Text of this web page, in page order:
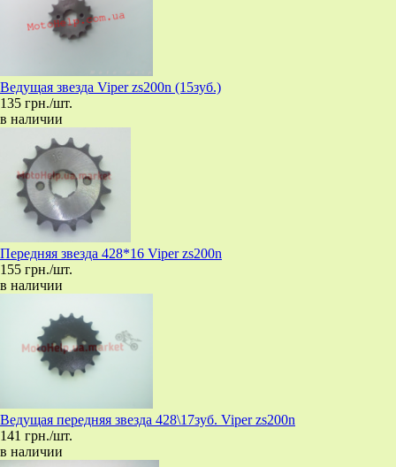
Ведущая звезда Viper zs200n (15зуб.)
135 грн./шт.
в наличии
Передняя звезда 428*16 Viper zs200n
155 грн./шт.
в наличии
Ведущая передняя звезда 428\17зуб. Viper zs200n
141 грн./шт.
в наличии